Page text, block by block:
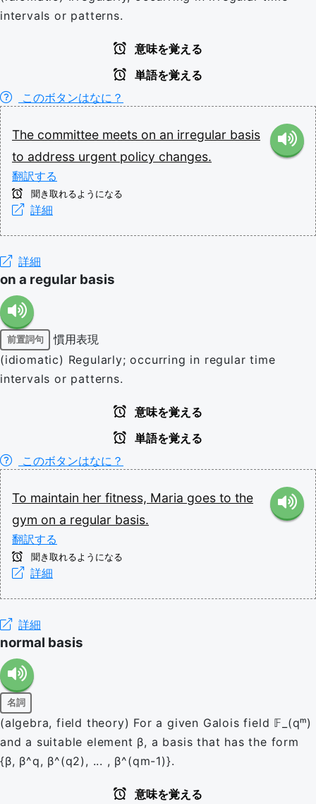
intervals or patterns.
意味を覚える
単語を覚える
このボタンはなに？
The committee meets on an irregular basis
to address urgent policy changes.
翻訳する
聞き取れるようになる
詳細
詳細
on a regular basis
前置詞句
慣用表現
(idiomatic) Regularly; occurring in regular time
intervals or patterns.
意味を覚える
単語を覚える
このボタンはなに？
To maintain her fitness, Maria goes to the
gym on a regular basis.
翻訳する
聞き取れるようになる
詳細
詳細
normal basis
名詞
(algebra, field theory) For a given Galois field 𝔽_(qᵐ)
and a suitable element β, a basis that has the form
{β, β^q, β^(q2), ... , β^(qm-1)}.
意味を覚える